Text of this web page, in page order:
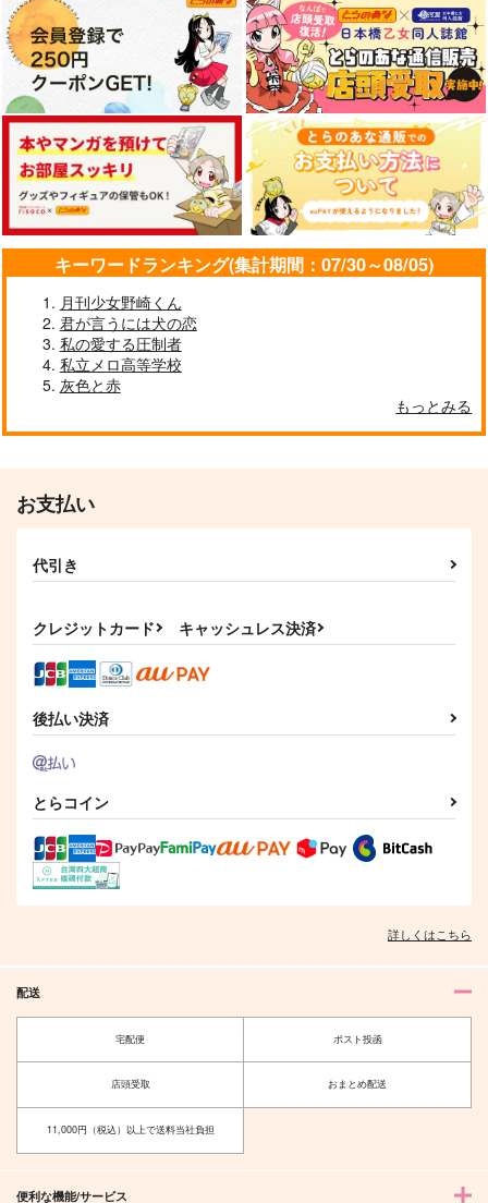
キーワードランキング(集計期間：07/30～08/05)
月刊少女野崎くん
君が言うには犬の恋
私の愛する圧制者
私立メロ高等学校
灰色と赤
もっとみる
お支払い
代引き
クレジットカード キャッシュレス決済
後払い決済
とらコイン
詳しくはこちら
配送
宅配便 ポスト投函
店頭受取 おまとめ配送
11,000円（税込）以上で送料当社負担
便利な機能/サービス